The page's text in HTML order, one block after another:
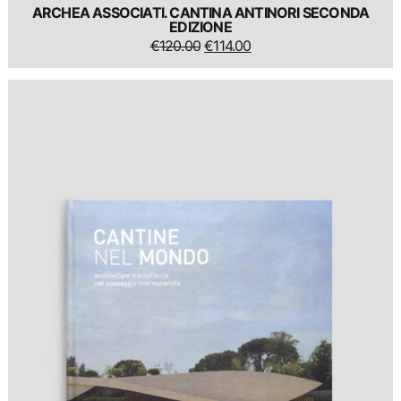
ARCHEA ASSOCIATI. CANTINA ANTINORI SECONDA
EDIZIONE
€120.00 IL
PREZZO
ORIGINALE
€114.00IL
PREZZO
ATTUALE